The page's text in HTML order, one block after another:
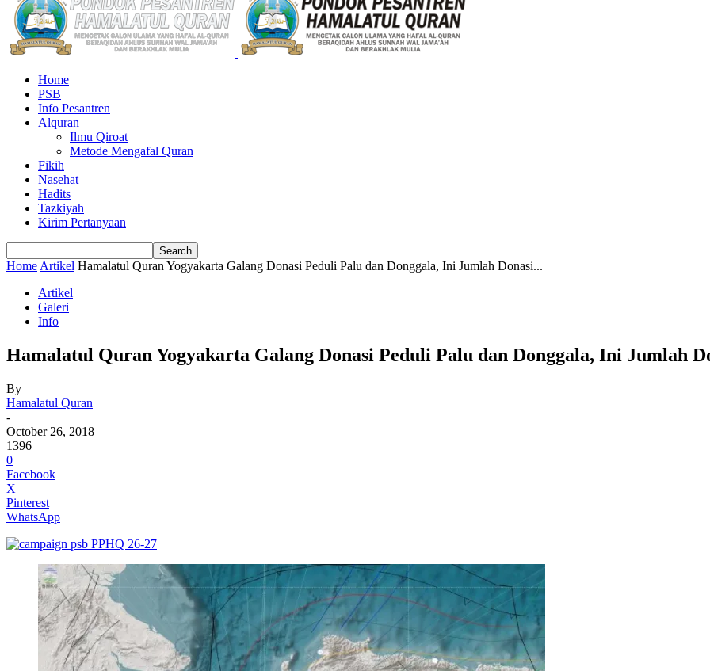
Home
PSB
Info Pesantren
Alquran
Ilmu Qiroat
Metode Mengafal Quran
Fikih
Nasehat
Hadits
Tazkiyah
Kirim Pertanyaan
Home Artikel Hamalatul Quran Yogyakarta Galang Donasi Peduli Palu dan Donggala, Ini Jumlah Donasi...
Artikel
Galeri
Info
Hamalatul Quran Yogyakarta Galang Donasi Peduli Palu dan Donggala, Ini Jumlah
By
Hamalatul Quran
-
October 26, 2018
1396
0
Facebook
X
Pinterest
WhatsApp